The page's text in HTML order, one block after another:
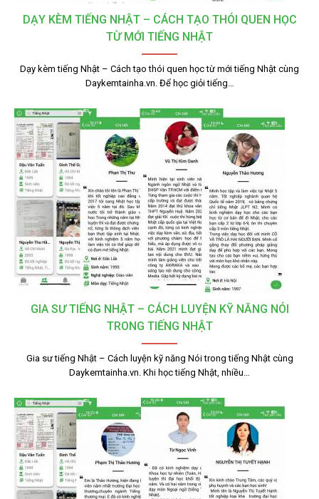
DẠY KÈM TIẾNG NHẬT – CÁCH TẠO THÓI QUEN HỌC
TỪ MỚI TIẾNG NHẬT
Dạy kèm tiếng Nhật – Cách tạo thói quen học từ mới tiếng Nhật cùng
Daykemtainha.vn. Để học giỏi tiếng…
GIA SƯ TIẾNG NHẬT – CÁCH LUYỆN KỸ NĂNG NÓI
TRONG TIẾNG NHẬT
Gia sư tiếng Nhật – Cách luyện kỹ năng Nói trong tiếng Nhật cùng
Daykemtainha.vn. Khi học tiếng Nhật, nhiều…